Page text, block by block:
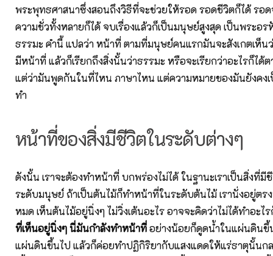
พระพุทธศาสนาซึ่งสอนถึงวิธีที่จะช่วยให้รอด รอดชีวิตก็ได้ รอ
ความชั่วทั้งหลายก็ได้ จบเรื่องแล้วก็เป็นมนุษย์สูงสุด เป็นพระอ
ธรรมะ คำนี้ แปลว่า หน้าที่ ตามที่มนุษย์คนแรกมันจะสังเกตเห็น
มีหน้าที่ แล้วก็เรียกถึงสิ่งนั้นว่าธรรมะ หรือจะเรียกว่าอะไรก็ได้
แต่ว่ามันพูดกันในที่ไหน ภาษาไหน แต่ความหมายของมันยังคง
ทำ
หน้าที่ของสิ่งมีชีวิตในระดับต่างๆ
ดังนั้น เราจะต้องทำหน้าที่ บกพร่องไม่ได้ ในฐานะเราเป็นสิ่งที่
ระดับมนุษย์ ถ้าเป็นต้นไม้ก็ทำหน้าที่ในระดับต้นไม้ เรานั่งอยู่ตร
หมด เห็นต้นไม้อยู่นิ่งๆ ไม่วิ่งเต้นอะไร อาจจะคิดว่าไม่ได้ทำอะไ
ที่เห็นอยู่นิ่งๆ นี่มันกำลังทำหน้าที่อย่างน้อยก็ดูดน้ำในแผ่นดินขึ้
แผ่นดินขึ้นไป แล้วก็ค่อยทำปฏิกิริยากับแสงแดดให้แร่ธาตุนั้นก